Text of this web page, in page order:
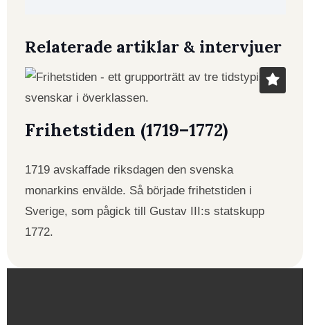
Relaterade artiklar & intervjuer
Frihetstiden (1719–1772)
1719 avskaffade riksdagen den svenska
monarkins envälde. Så började frihetstiden i
Sverige, som pågick till Gustav III:s statskupp
1772.